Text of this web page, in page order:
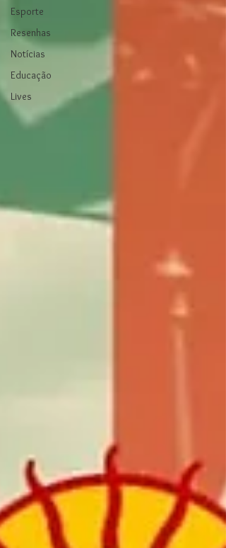
Esporte
Resenhas
Notícias
Educação
Lives